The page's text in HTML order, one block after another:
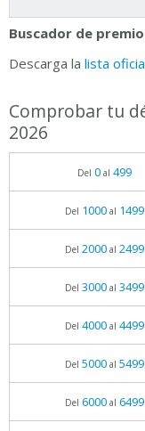
Buscador de
Descarga la lista
Comprobar tu
2026
Del 0al 499
Del 1000al 1499
Del 2000al 2499
Del 3000al 3499
Del 4000al 4499
Del 5000al 5499
Del 6000al 6499